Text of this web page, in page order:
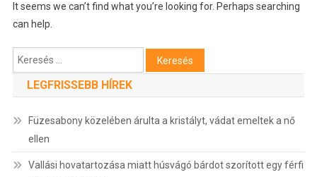
It seems we can’t find what you’re looking for. Perhaps searching
can help.
Keresés:
LEGFRISSEBB HÍREK
Füzesabony közelében árulta a kristályt, vádat emeltek a nő
ellen
Vallási hovatartozása miatt húsvágó bárdot szorított egy férfi